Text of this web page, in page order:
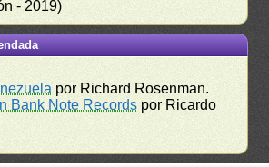
- 2019)
por Richard Rosenman.
Bank Note Records por Ricardo